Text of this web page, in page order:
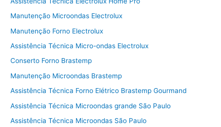
Manutenção Microondas Electrolux
Manutenção Forno Electrolux
Assistência Técnica Micro-ondas Electrolux
Conserto Forno Brastemp
Manutenção Microondas Brastemp
Assistência Técnica Forno Elétrico Brastemp Gourmand
Assistência Técnica Microondas grande São Paulo
Assistência Técnica Microondas São Paulo